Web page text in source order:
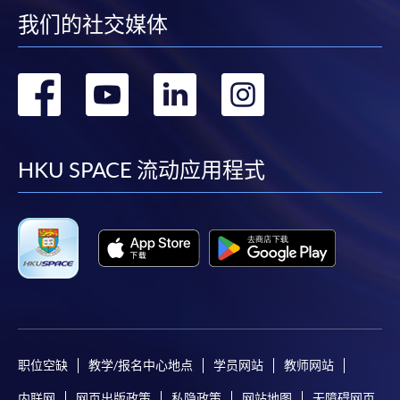
我们的社交媒体
转
facebook
转
youtube
转
linkedin
转
HKU SPACE 流动应用程式
职位空缺 教学/报名中心地点 学员网站 教师网站